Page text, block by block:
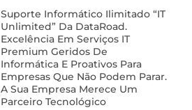
Suporte Informático Ilimitado “IT
Unlimited” Da DataRoad.
Excelência Em Serviços IT
Premium Geridos De
Informática E Proativos Para
Empresas Que Não Podem Parar.
A Sua Empresa Merece Um
Parceiro Tecnológico